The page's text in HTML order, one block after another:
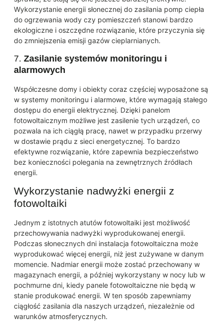
Wykorzystanie energii słonecznej do zasilania pomp ciepła
do ogrzewania wody czy pomieszczeń stanowi bardzo
ekologiczne i oszczędne rozwiązanie, które przyczynia się
do zmniejszenia emisji gazów cieplarnianych.
7. Zasilanie systemów monitoringu i
alarmowych
Współczesne domy i obiekty coraz częściej wyposażone są
w systemy monitoringu i alarmowe, które wymagają stałego
dostępu do energii elektrycznej. Dzięki panelom
fotowoltaicznym możliwe jest zasilenie tych urządzeń, co
pozwala na ich ciągłą pracę, nawet w przypadku przerwy
w dostawie prądu z sieci energetycznej. To bardzo
efektywne rozwiązanie, które zapewnia bezpieczeństwo
bez konieczności polegania na zewnętrznych źródłach
energii.
Wykorzystanie nadwyżki energii z
fotowoltaiki
Jednym z istotnych atutów fotowoltaiki jest możliwość
przechowywania nadwyżki wyprodukowanej energii.
Podczas słonecznych dni instalacja fotowoltaiczna może
wyprodukować więcej energii, niż jest zużywane w danym
momencie. Nadmiar energii może zostać przechowany w
magazynach energii, a później wykorzystany w nocy lub w
pochmurne dni, kiedy panele fotowoltaiczne nie będą w
stanie produkować energii. W ten sposób zapewniamy
ciągłość zasilania dla naszych urządzeń, niezależnie od
warunków atmosferycznych.